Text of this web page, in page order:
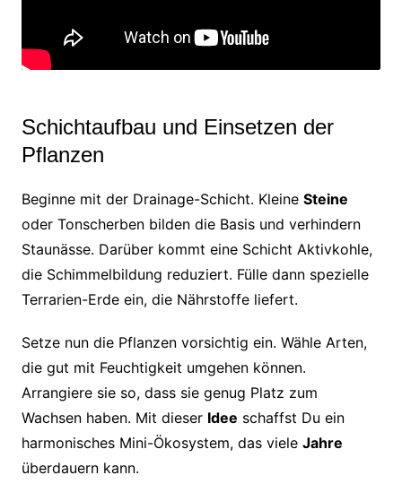
Schichtaufbau und Einsetzen der
Pflanzen
Beginne mit der Drainage-Schicht. Kleine Steine
oder Tonscherben bilden die Basis und verhindern
Staunässe. Darüber kommt eine Schicht Aktivkohle,
die Schimmelbildung reduziert. Fülle dann spezielle
Terrarien-Erde ein, die Nährstoffe liefert.
Setze nun die Pflanzen vorsichtig ein. Wähle Arten,
die gut mit Feuchtigkeit umgehen können.
Arrangiere sie so, dass sie genug Platz zum
Wachsen haben. Mit dieser Idee schaffst Du ein
harmonisches Mini-Ökosystem, das viele Jahre
überdauern kann.